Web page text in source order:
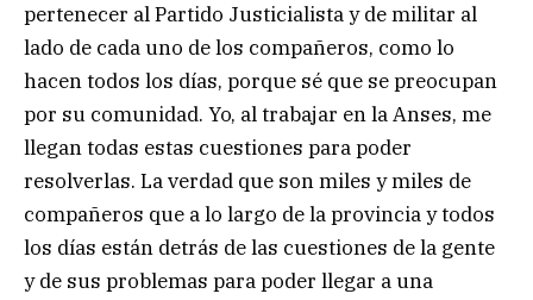
pertenecer al Partido Justicialista y de militar al
lado de cada uno de los compañeros, como lo
hacen todos los días, porque sé que se preocupan
por su comunidad. Yo, al trabajar en la Anses, me
llegan todas estas cuestiones para poder
resolverlas. La verdad que son miles y miles de
compañeros que a lo largo de la provincia y todos
los días están detrás de las cuestiones de la gente
y de sus problemas para poder llegar a una